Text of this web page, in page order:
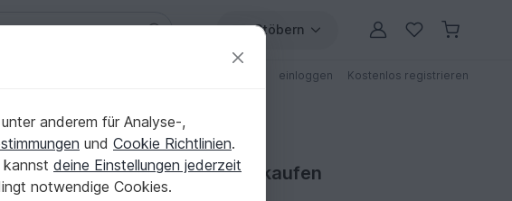
Stöbern
einloggen Kostenlos registrieren
Strickanleitung kaufen
anderem für Analyse-,
und Cookie Richtlinien.
kannst deine Einstellungen jederzeit
notwendige Cookies.